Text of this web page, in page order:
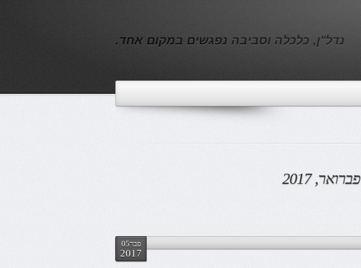
נדל"ן, כלכלה וסביבה נפגשים במקום אחד.
פברואר, 2017
פבר05
2017